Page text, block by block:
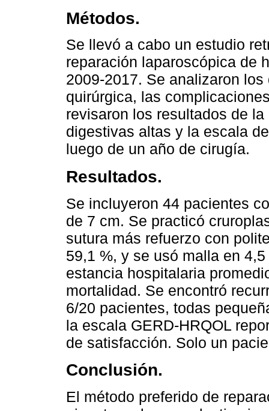
Métodos.
Se llevó a cabo un estudio
reparación laparoscópica de
2009-2017. Se analizaron
quirúrgica, las
revisaron los resultados de
digestivas altas y la escala
luego de un año de cirugía.
Resultados.
Se incluyeron 44 pacientes
de 7 cm. Se practicó
sutura más refuerzo con
59,1 %, y se usó malla en
estancia hospitalaria
mortalidad. Se encontró
6/20 pacientes, todas
la escala GERD-HRQOL
de satisfacción. Solo un
Conclusión.
El método preferido de